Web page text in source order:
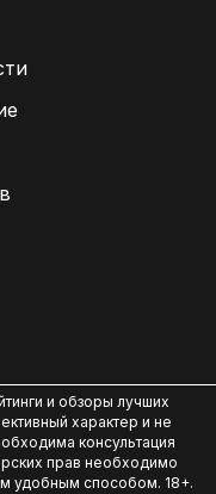
и обзоры лучших
характер и не
консультация
прав необходимо
удобным способом. 18+.